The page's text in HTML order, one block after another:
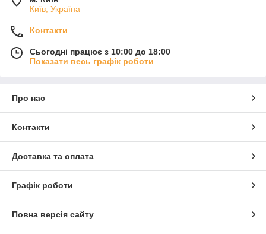
Київ, Україна
Контакти
Сьогодні працює з 10:00 до 18:00
Показати весь графік роботи
Про нас
Контакти
Доставка та оплата
Графік роботи
Повна версія сайту